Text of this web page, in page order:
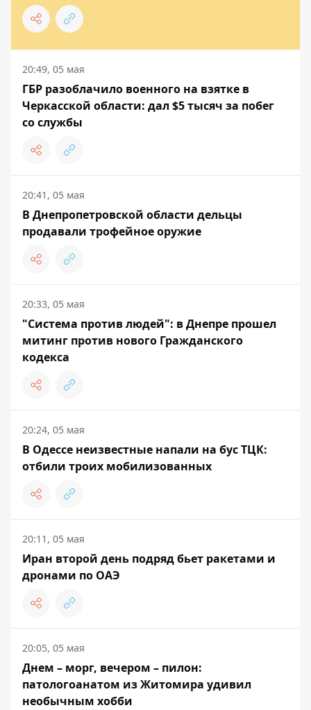
20:49, 05 мая
ГБР разоблачило военного на взятке в
Черкасской области: дал $5 тысяч за побег
со службы
20:41, 05 мая
В Днепропетровской области дельцы
продавали трофейное оружие
20:33, 05 мая
"Система против людей": в Днепре прошел
митинг против нового Гражданского
кодекса
20:24, 05 мая
В Одессе неизвестные напали на бус ТЦК:
отбили троих мобилизованных
20:11, 05 мая
Иран второй день подряд бьет ракетами и
дронами по ОАЭ
20:05, 05 мая
Днем – морг, вечером – пилон:
патологоанатом из Житомира удивил
необычным хобби